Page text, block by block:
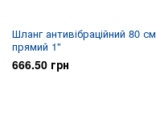
Шланг антивібраційний 80 см
прямий 1"
666.50 грн